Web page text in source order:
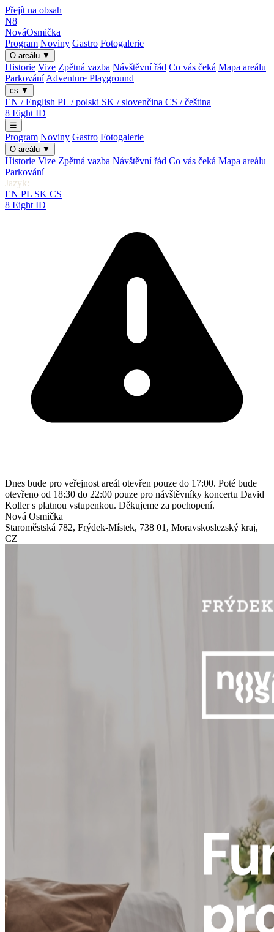
Přejít na obsah
N8
NováOsmička
Program Noviny Gastro Fotogalerie
O areálu ▼
Historie Vize Zpětná vazba Návštěvní řád Co vás čeká Mapa areálu
Parkování Adventure Playground
cs ▼
EN / English PL / polski SK / slovenčina CS / čeština
8 Eight ID
☰
Program Noviny Gastro Fotogalerie
O areálu ▼
Historie Vize Zpětná vazba Návštěvní řád Co vás čeká Mapa areálu
Parkování
Jazyk:
EN PL SK CS
8 Eight ID
Dnes bude pro veřejnost areál otevřen pouze do 17:00. Poté bude
otevřeno od 18:30 do 22:00 pouze pro návštěvníky koncertu David
Koller s platnou vstupenkou. Děkujeme za pochopení.
Nová Osmička
Staroměstská 782, Frýdek-Místek, 738 01 , Moravskoslezský kraj,
CZ